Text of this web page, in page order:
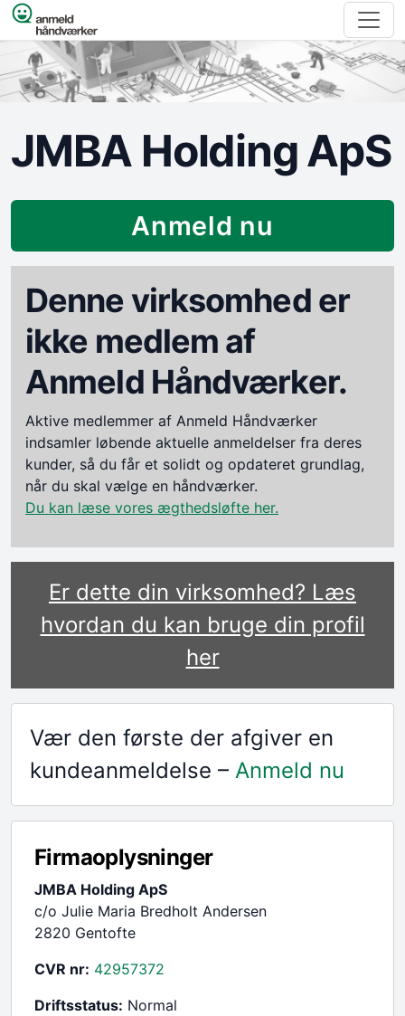
Spring til indhold
JMBA Holding ApS
Anmeld nu
Denne virksomhed er
ikke medlem af
Anmeld Håndværker.
Aktive medlemmer af Anmeld Håndværker
indsamler løbende aktuelle anmeldelser fra deres
kunder, så du får et solidt og opdateret grundlag,
når du skal vælge en håndværker.
Du kan læse vores ægthedsløfte her.
Er dette din virksomhed? Læs
hvordan du kan bruge din profil
her
Vær den første der afgiver en
kundeanmeldelse – Anmeld nu
Firmaoplysninger
JMBA Holding ApS
c/o Julie Maria Bredholt Andersen
2820 Gentofte
CVR nr: 42957372
Driftsstatus: Normal